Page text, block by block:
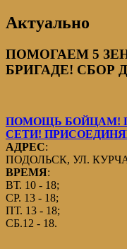
Актуально
ПОМОГАЕМ 5
БРИГАДЕ! СБОР
ПОМОЩЬ БОЙЦАМ!
СЕТИ!
АДРЕС:
ПОДОЛЬСК, УЛ.
ВРЕМЯ:
ВТ. 10 - 18;
СР. 13 - 18;
ПТ. 13 - 18;
СБ.12 - 18.